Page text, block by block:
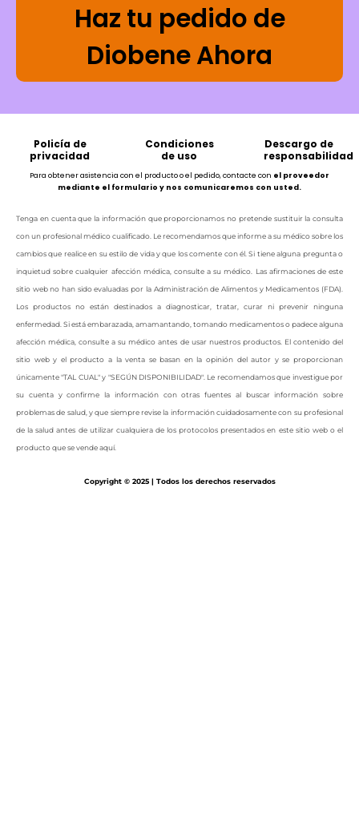
Haz tu pedido de
Diobene Ahora
Policía de
privacidad
Condiciones
de uso
Descargo de
responsabilidad
Para obtener asistencia con el producto o el pedido, contacte con el proveedor
mediante el formulario y nos comunicaremos con usted.
Tenga en cuenta que la información que proporcionamos no pretende sustituir la consulta
con un profesional médico cualificado. Le recomendamos que informe a su médico sobre los
cambios que realice en su estilo de vida y que los comente con él. Si tiene alguna pregunta o
inquietud sobre cualquier afección médica, consulte a su médico. Las afirmaciones de este
sitio web no han sido evaluadas por la Administración de Alimentos y Medicamentos (FDA).
Los productos no están destinados a diagnosticar, tratar, curar ni prevenir ninguna
enfermedad. Si está embarazada, amamantando, tomando medicamentos o padece alguna
afección médica, consulte a su médico antes de usar nuestros productos. El contenido del
sitio web y el producto a la venta se basan en la opinión del autor y se proporcionan
únicamente "TAL CUAL" y "SEGÚN DISPONIBILIDAD". Le recomendamos que investigue por
su cuenta y confirme la información con otras fuentes al buscar información sobre
problemas de salud, y que siempre revise la información cuidadosamente con su profesional
de la salud antes de utilizar cualquiera de los protocolos presentados en este sitio web o el
producto que se vende aquí.
Copyright © 2025 | Todos los derechos reservados